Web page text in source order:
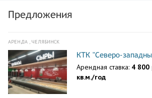
Предложения
АРЕНДА , ЧЕЛЯБИНСК
КТК "Северо-
Арендная ставка: 4 800
кв.м./год